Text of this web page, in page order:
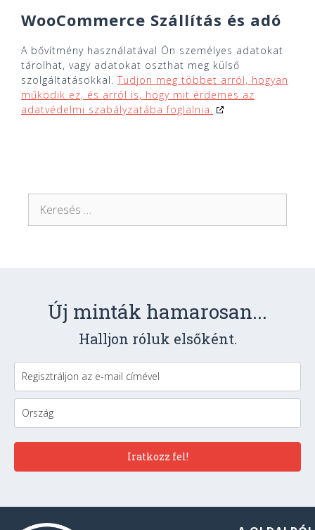
WooCommerce Szállítás és adó
A bővítmény használatával Ön személyes adatokat
tárolhat, vagy adatokat oszthat meg külső
szolgáltatásokkal. Tudjon meg többet arról, hogyan
működik ez, és arról is, hogy mit érdemes az
adatvédelmi szabályzatába foglalnia.
Keresés:
Új minták hamarosan...
Halljon róluk elsőként.
Iratkozz fel!